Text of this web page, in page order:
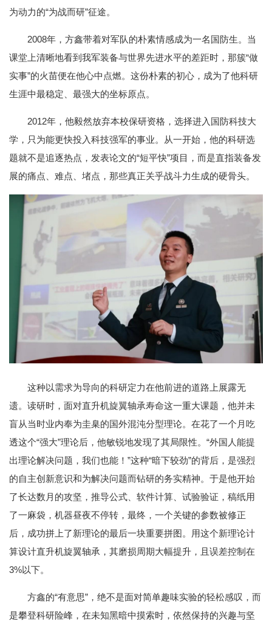
为动力的“为战而研”征途。
2008年，方鑫带着对军队的朴素情感成为一名国防生。当
课堂上清晰地看到我军装备与世界先进水平的差距时，那簇“做
实事”的火苗便在他心中点燃。这份朴素的初心，成为了他科研
生涯中最稳定、最强大的坐标原点。
2012年，他毅然放弃本校保研资格，选择进入国防科技大
学，只为能更快投入科技强军的事业。从一开始，他的科研选
题就不是追逐热点，发表论文的“短平快”项目，而是直指装备发
展的痛点、难点、堵点，那些真正关乎战斗力生成的硬骨头。
这种以需求为导向的科研定力在他前进的道路上展露无
遗。读研时，面对直升机旋翼轴承寿命这一重大课题，他并未
盲从当时业内奉为圭臬的国外混沌分型理论。在花了一个月吃
透这个“强大”理论后，他敏锐地发现了其局限性。“外国人能提
出理论解决问题，我们也能！”这种“暗下较劲”的背后，是强烈
的自主创新意识和为解决问题而钻研的务实精神。于是他开始
了长达数月的攻坚，推导公式、软件计算、试验验证，稿纸用
了一麻袋，机器昼夜不停转，最终，一个关键的参数被修正
后，成功拼上了新理论的最后一块重要拼图。用这个新理论计
算设计直升机旋翼轴承，其磨损周期大幅提升，且误差控制在
3%以下。
方鑫的“有意思”，绝不是面对简单趣味实验的轻松感叹，而
是攀登科研险峰，在未知黑暗中摸索时，依然保持的兴趣与坚